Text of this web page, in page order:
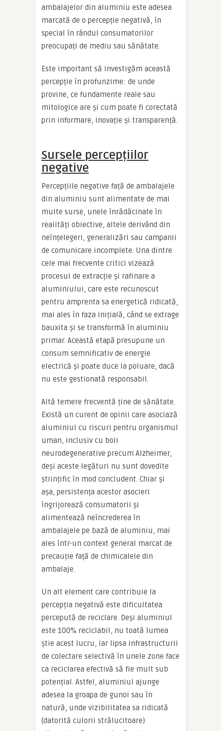
ambalajelor din aluminiu este adesea
marcată de o percepție negativă, în
special în rândul consumatorilor
preocupați de mediu sau sănătate.
Este important să investigăm această
percepție în profunzime: de unde
provine, ce fundamente reale sau
mitologice are și cum poate fi corectată
prin informare, inovație și transparență.
Sursele percepțiilor
negative
Percepțiile negative față de ambalajele
din aluminiu sunt alimentate de mai
multe surse, unele înrădăcinate în
realități obiective, altele derivând din
neînțelegeri, generalizări sau campanii
de comunicare incomplete. Una dintre
cele mai frecvente critici vizează
procesul de extracție și rafinare a
aluminiului, care este recunoscut
pentru amprenta sa energetică ridicată,
mai ales în faza inițială, când se extrage
bauxita și se transformă în aluminiu
primar. Această etapă presupune un
consum semnificativ de energie
electrică și poate duce la poluare, dacă
nu este gestionată responsabil.
Altă temere frecventă ține de sănătate.
Există un curent de opinii care asociază
aluminiul cu riscuri pentru organismul
uman, inclusiv cu boli
neurodegenerative precum Alzheimer,
deși aceste legături nu sunt dovedite
științific în mod concludent. Chiar și
așa, persistența acestor asocieri
îngrijorează consumatorii și
alimentează neîncrederea în
ambalajele pe bază de aluminiu, mai
ales într-un context general marcat de
precauție față de chimicalele din
ambalaje.
Un alt element care contribuie la
percepția negativă este dificultatea
percepută de reciclare. Deși aluminiul
este 100% reciclabil, nu toată lumea
știe acest lucru, iar lipsa infrastructurii
de colectare selectivă în unele zone face
ca reciclarea efectivă să fie mult sub
potențial. Astfel, aluminiul ajunge
adesea la groapa de gunoi sau în
natură, unde vizibilitatea sa ridicată
(datorită culorii strălucitoare)